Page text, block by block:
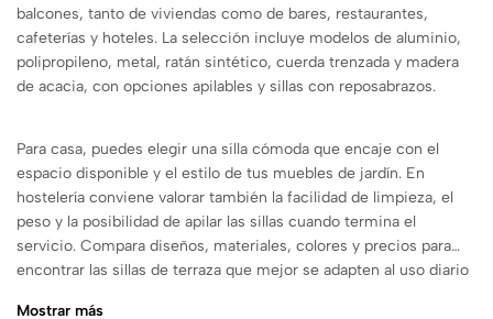
balcones, tanto de viviendas como de bares, restaurantes,
cafeterías y hoteles. La selección incluye modelos de aluminio,
polipropileno, metal, ratán sintético, cuerda trenzada y madera
de acacia, con opciones apilables y sillas con reposabrazos.
Para casa, puedes elegir una silla cómoda que encaje con el
espacio disponible y el estilo de tus muebles de jardín. En
hostelería conviene valorar también la facilidad de limpieza, el
peso y la posibilidad de apilar las sillas cuando termina el
servicio. Compara diseños, materiales, colores y precios para
encontrar las sillas de terraza que mejor se adapten al uso diario
Mostrar más